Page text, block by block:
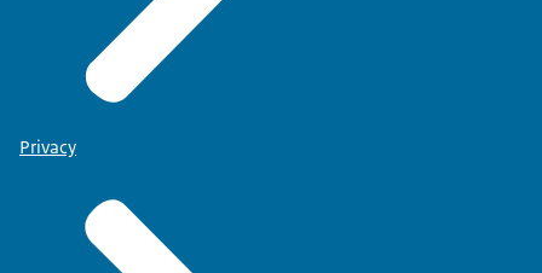
Privacy